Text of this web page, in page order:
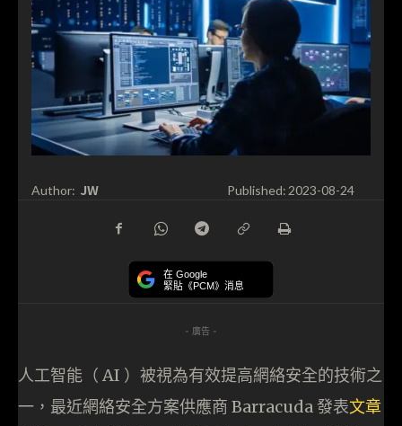
Author: JW Published:2023-08-24
在 Google
緊貼《PCM》消息
- 廣告 -
人工智能（ AI ）被視為有效提高網絡安全的技術之
一，最近網絡安全方案供應商 Barracuda 發表文章